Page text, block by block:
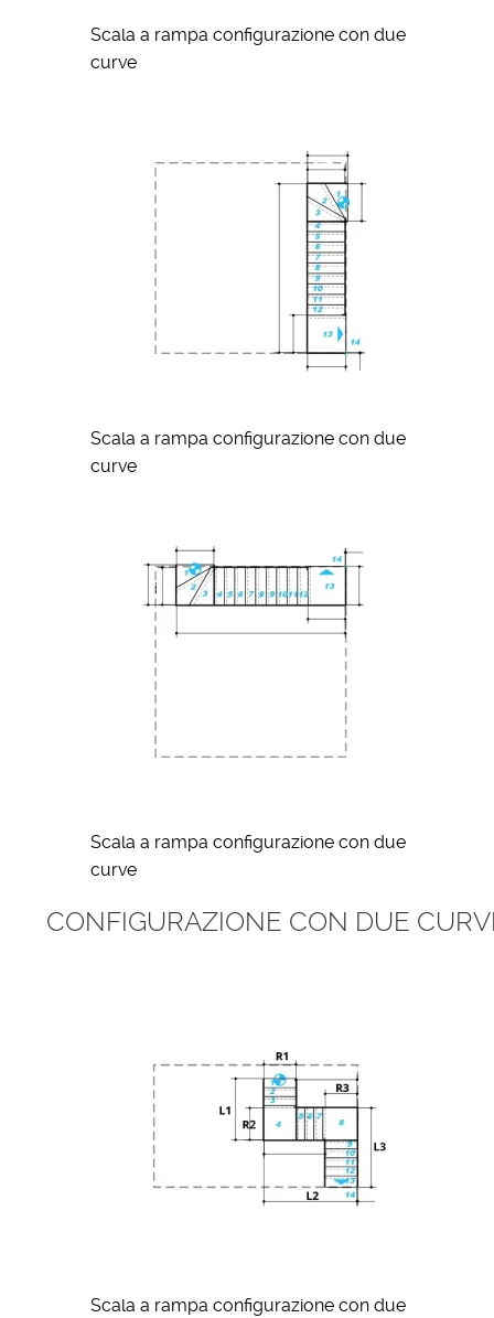
Scala a rampa configurazione con due
curve
Scala a rampa configurazione con due
curve
Scala a rampa configurazione con due
curve
CONFIGURAZIONE CON DUE
Scala a rampa configurazione con due